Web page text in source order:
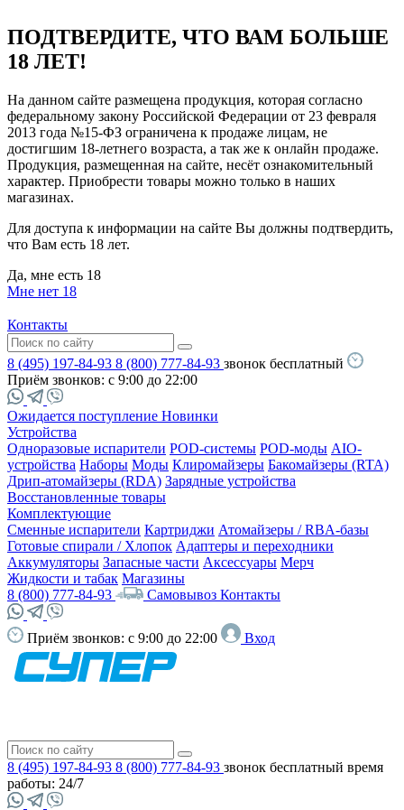
ПОДТВЕРДИТЕ, ЧТО ВАМ БОЛЬШЕ
18 ЛЕТ!
На данном сайте размещена продукция, которая согласно
федеральному закону Российской Федерации от 23 февраля
2013 года №15-ФЗ ограничена к продаже лицам, не
достигшим 18-летнего возраста, а так же к онлайн продаже.
Продукция, размещенная на сайте, несёт ознакомительный
характер. Приобрести товары можно только в наших
магазинах.
Для доступа к информации на сайте Вы должны подтвердить,
что Вам есть 18 лет.
Да, мне есть 18
Мне нет 18
Контакты
8 (495) 197-84-93 8 (800) 777-84-93 звонок бесплатный
Приём звонков: с 9:00 до 22:00
Ожидается поступление Новинки
Устройства
Одноразовые испарители POD-системы POD-моды AIO-
устройства Наборы Моды Клиромайзеры Бакомайзеры (RTA)
Дрип-атомайзеры (RDA) Зарядные устройства
Восстановленные товары
Комплектующие
Сменные испарители Картриджи Атомайзеры / RBA-базы
Готовые спирали / Хлопок Адаптеры и переходники
Аккумуляторы Запасные части Аксессуары Мерч
Жидкости и табак Магазины
8 (800) 777-84-93
Самовывоз Контакты
Приём звонков: с 9:00 до 22:00 Вход
8 (495) 197-84-93 8 (800) 777-84-93 звонок бесплатный время
работы: 24/7